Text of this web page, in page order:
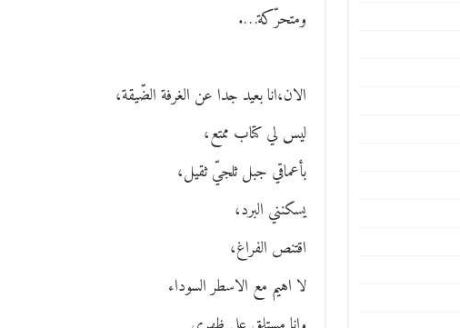
ومتحرّكة….
الان،انا بعيد جدا عن الغرفة الضّيقة،
ليس لي كتاب ممتع،
بأعماقي جبل ثلجيّ ثقيل،
يسكنني البرد،
اقتنص الفراغ،
لا اهيم مع الاسطر السوداء